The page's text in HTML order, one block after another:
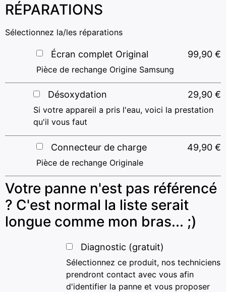
RÉPARATIONS
Sélectionnez la/les réparations
Écran complet Original 99,90 €
Pièce de rechange Origine Samsung
Désoxydation 29,90 €
Si votre appareil a pris l'eau, voici la prestation
qu'il vous faut
Connecteur de charge 49,90 €
Pièce de rechange Originale
Votre panne n'est pas référencé
? C'est normal la liste serait
longue comme mon bras... ;)
Diagnostic (gratuit)
Sélectionnez ce produit, nos techniciens
prendront contact avec vous afin
d'identifier la panne et vous proposer